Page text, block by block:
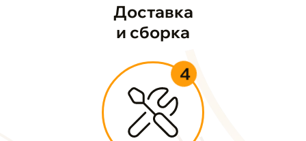
Доставка
и сборка
4